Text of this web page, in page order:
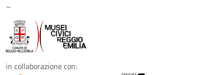
–
in collaborazione con: